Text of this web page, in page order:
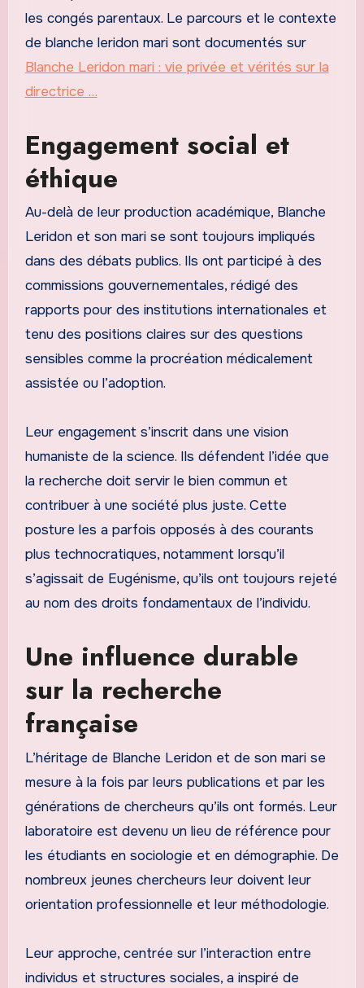
les congés parentaux. Le parcours et le contexte
de blanche leridon mari sont documentés sur
Blanche Leridon mari : vie privée et vérités sur la
directrice …
Engagement social et
éthique
Au-delà de leur production académique, Blanche
Leridon et son mari se sont toujours impliqués
dans des débats publics. Ils ont participé à des
commissions gouvernementales, rédigé des
rapports pour des institutions internationales et
tenu des positions claires sur des questions
sensibles comme la procréation médicalement
assistée ou l’adoption.
Leur engagement s’inscrit dans une vision
humaniste de la science. Ils défendent l’idée que
la recherche doit servir le bien commun et
contribuer à une société plus juste. Cette
posture les a parfois opposés à des courants
plus technocratiques, notamment lorsqu’il
s’agissait de Eugénisme, qu’ils ont toujours rejeté
au nom des droits fondamentaux de l’individu.
Une influence durable
sur la recherche
française
L’héritage de Blanche Leridon et de son mari se
mesure à la fois par leurs publications et par les
générations de chercheurs qu’ils ont formés. Leur
laboratoire est devenu un lieu de référence pour
les étudiants en sociologie et en démographie. De
nombreux jeunes chercheurs leur doivent leur
orientation professionnelle et leur méthodologie.
Leur approche, centrée sur l’interaction entre
individus et structures sociales, a inspiré de